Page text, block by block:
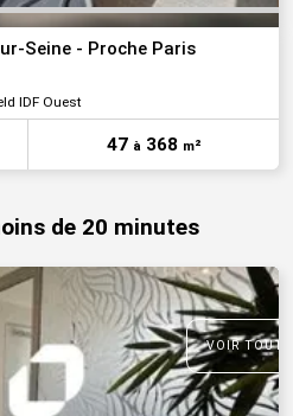
Seine - Proche Paris
IDF Ouest
47 à368 m²
de 20 minutes
VOIR